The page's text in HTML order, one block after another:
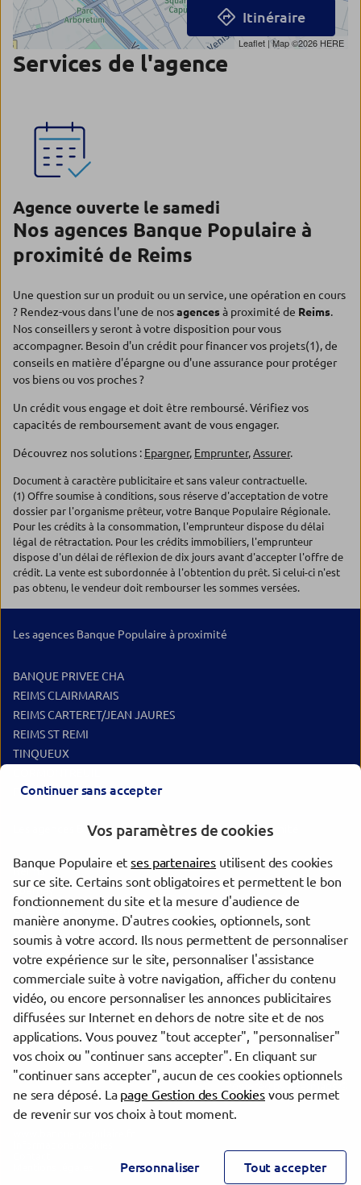
Leaflet | Map ©2026 HERE
Itinéraire
Services de l'agence
Agence ouverte le samedi
Nos agences Banque Populaire à
proximité de Reims
Une question sur un produit ou un service, une opération en cours
? Rendez-vous dans l'une de nosagencesà proximité de Reims.
Nos conseillers y seront à votre disposition pour vous
accompagner. Besoin d'un crédit pour financer vos projets(1), de
conseils en matière d'épargne ou d'une assurance pour protéger
vos biens ou vos proches ?
Un crédit vous engage et doit être remboursé. Vérifiez vos
capacités de remboursement avant de vous engager.
Découvrez nos solutions : Epargner, Emprunter,Assurer.
Document à caractère publicitaire et sans valeur contractuelle.
(1) Offre soumise à conditions, sous réserve d'acceptation de votre
dossier par l'organisme prêteur, votre Banque Populaire Régionale.
Pour les crédits à la consommation, l'emprunteur dispose du délai
légal de rétractation. Pour les crédits immobiliers, l'emprunteur
dispose d'un délai de réflexion de dix jours avant d'accepter l'offre de
crédit. La vente est subordonnée à l'obtention du prêt. Si celui-ci n'est
pas obtenu, le vendeur doit rembourser les sommes versées.
Les agences Banque Populaire à proximité
BANQUE PRIVEE CHA
REIMS CLAIRMARAIS
REIMS CARTERET/JEAN JAURES
REIMS ST REMI
TINQUEUX
EPERNAY
Les agences Banque Populaire dans les villes à proximité
Reims
Épernay
Châlons-en-Champagne
Laon
Trouver une agence Banque Populaire
Marne
Reims
REIMS LANGLET
evermaps ©
Continuer sans accepter
Vos paramètres de cookies
Banque Populaire etses partenaires utilisent des cookies
sur ce site. Certains sont obligatoires et permettent le bon
fonctionnement du site et la mesure d'audience de
manière anonyme. D'autres cookies, optionnels, sont
soumis à votre accord. Ils nous permettent de personnaliser
votre expérience sur le site, personnaliser l'assistance
commerciale suite à votre navigation, afficher du contenu
vidéo, ou encore personnaliser les annonces publicitaires
diffusées sur Internet en dehors de notre site et de nos
applications. Vous pouvez "tout accepter", "personnaliser"
vos choix ou "continuer sans accepter". En cliquant sur
"continuer sans accepter", aucun de ces cookies optionnels
ne sera déposé. La page Gestion des Cookiesvous permet
de revenir sur vos choix à tout moment.
Personnaliser Tout accepter